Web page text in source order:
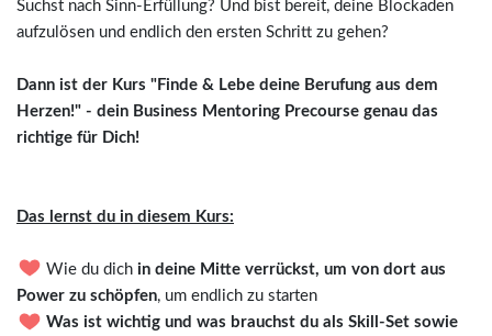
Suchst nach Sinn-Erfüllung? Und bist bereit, deine Blockaden
aufzulösen und endlich den ersten Schritt zu gehen?
Dann ist der Kurs "Finde & Lebe deine Berufung aus dem
Herzen!" - dein Business Mentoring Precourse genau das
richtige für Dich!
Das lernst du in diesem Kurs:
Wie du dich in deine Mitte verrückst, um von dort aus
Power zu schöpfen, um endlich zu starten
Was ist wichtig und was brauchst du als Skill-Set sowie